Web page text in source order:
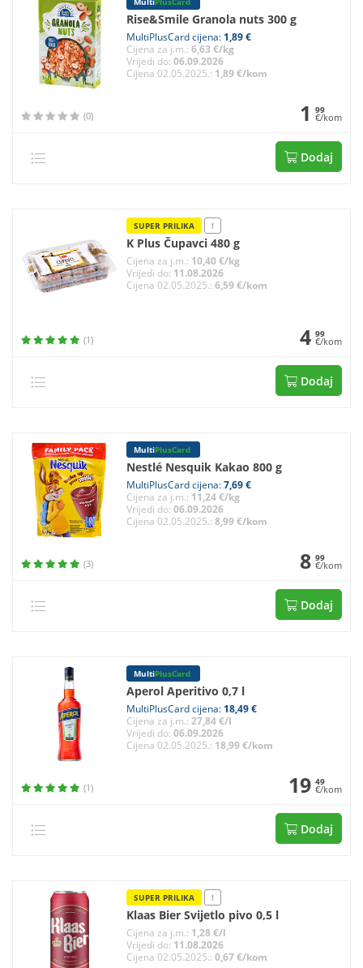
Rise&Smile Granola nuts 300 g
MultiPlusCard cijena: 1,89 €
Cijena za j.m.: 6,63 €/kg
Vrijedi do: 06.09.2026
Cijena 02.05.2025.: 1,89 €/kom
(0) 1 99
€/kom
Dodaj
SUPER PRILIKA !
K Plus Čupavci 480 g
Cijena za j.m.: 10,40 €/kg
Vrijedi do: 11.08.2026
Cijena 02.05.2025.: 6,59 €/kom
(1) 4 99
€/kom
Dodaj
MultiPlusCard
Nestlé Nesquik Kakao 800 g
MultiPlusCard cijena:7,69 €
Cijena za j.m.: 11,24 €/kg
Vrijedi do: 06.09.2026
Cijena 02.05.2025.: 8,99 €/kom
(3) 8 99
€/kom
Dodaj
MultiPlusCard
Aperol Aperitivo 0,7 l
MultiPlusCard cijena: 18,49 €
Cijena za j.m.: 27,84 €/l
Vrijedi do: 06.09.2026
Cijena 02.05.2025.: 18,99 €/kom
(1) 19 49
€/kom
Dodaj
SUPER PRILIKA !
Klaas Bier Svijetlo pivo 0,5 l
Cijena za j.m.: 1,28 €/l
Vrijedi do: 11.08.2026
Cijena 02.05.2025.: 0,67 €/kom